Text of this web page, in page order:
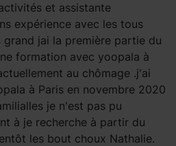
et assistante
expérience avec les tous
jai la première partie du
formation avec yoopala à
au chômage .j'ai
à Paris en novembre 2020
je n'est pas pu
à je recherche à partir du
les bout choux Nathalie.